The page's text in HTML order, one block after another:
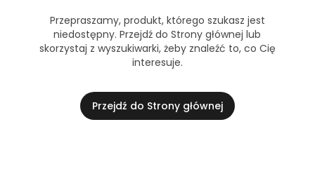
Przepraszamy, produkt, którego szukasz jest
niedostępny. Przejdź do Strony głównej lub
skorzystaj z wyszukiwarki, żeby znaleźć to, co Cię
interesuje.
Przejdź do Strony głównej